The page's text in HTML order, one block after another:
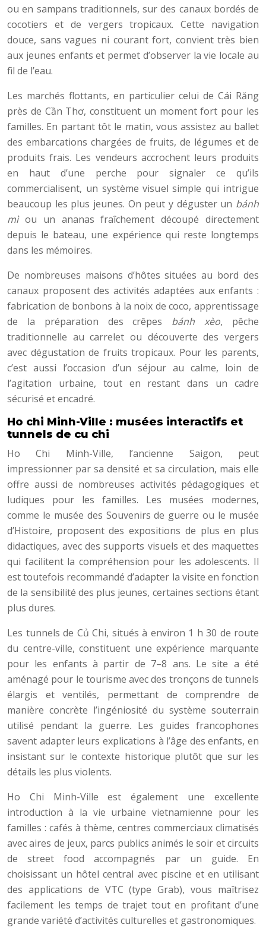
ou en sampans traditionnels, sur des canaux bordés de
cocotiers et de vergers tropicaux. Cette navigation
douce, sans vagues ni courant fort, convient très bien
aux jeunes enfants et permet d’observer la vie locale au
fil de l’eau.
Les marchés flottants, en particulier celui de Cái Răng
près de Cần Thơ, constituent un moment fort pour les
familles. En partant tôt le matin, vous assistez au ballet
des embarcations chargées de fruits, de légumes et de
produits frais. Les vendeurs accrochent leurs produits
en haut d’une perche pour signaler ce qu’ils
commercialisent, un système visuel simple qui intrigue
beaucoup les plus jeunes. On peut y déguster un bánh
mìou un ananas fraîchement découpé directement
depuis le bateau, une expérience qui reste longtemps
dans les mémoires.
De nombreuses maisons d’hôtes situées au bord des
canaux proposent des activités adaptées aux enfants :
fabrication de bonbons à la noix de coco, apprentissage
de la préparation des crêpes bánh xèo, pêche
traditionnelle au carrelet ou découverte des vergers
avec dégustation de fruits tropicaux. Pour les parents,
c’est aussi l’occasion d’un séjour au calme, loin de
l’agitation urbaine, tout en restant dans un cadre
sécurisé et encadré.
Ho chi Minh-Ville : musées interactifs et
tunnels de cu chi
Ho Chi Minh-Ville, l’ancienne Saigon, peut
impressionner par sa densité et sa circulation, mais elle
offre aussi de nombreuses activités pédagogiques et
ludiques pour les familles. Les musées modernes,
comme le musée des Souvenirs de guerre ou le musée
d’Histoire, proposent des expositions de plus en plus
didactiques, avec des supports visuels et des maquettes
qui facilitent la compréhension pour les adolescents. Il
est toutefois recommandé d’adapter la visite en fonction
de la sensibilité des plus jeunes, certaines sections étant
plus dures.
Les tunnels de Củ Chi, situés à environ 1 h 30 de route
du centre-ville, constituent une expérience marquante
pour les enfants à partir de 7–8 ans. Le site a été
aménagé pour le tourisme avec des tronçons de tunnels
élargis et ventilés, permettant de comprendre de
manière concrète l’ingéniosité du système souterrain
utilisé pendant la guerre. Les guides francophones
savent adapter leurs explications à l’âge des enfants, en
insistant sur le contexte historique plutôt que sur les
détails les plus violents.
Ho Chi Minh-Ville est également une excellente
introduction à la vie urbaine vietnamienne pour les
familles : cafés à thème, centres commerciaux climatisés
avec aires de jeux, parcs publics animés le soir et circuits
de street food accompagnés par un guide. En
choisissant un hôtel central avec piscine et en utilisant
des applications de VTC (type Grab), vous maîtrisez
facilement les temps de trajet tout en profitant d’une
grande variété d’activités culturelles et gastronomiques.